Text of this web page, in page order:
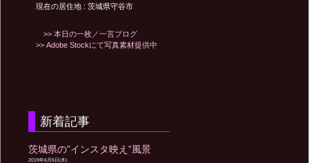
現在の居住地 : 茨城県守谷市
>> 本日の一枚／一言ブログ
>> Adobe Stockにて写真素材提供中
新着記事
茨城県の”インスタ映え”風景
2019年6月6日(木)